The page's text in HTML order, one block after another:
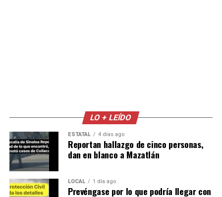
LO + LEÍDO
ESTATAL 4 días ago
Reportan hallazgo de cinco personas,
dan en blanco a Mazatlán
LOCAL 1 día ago
Prevéngase por lo que podría llegar con